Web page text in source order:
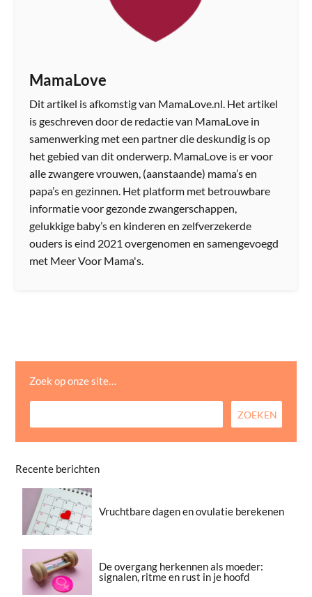
MamaLove
Dit artikel is afkomstig van MamaLove.nl. Het artikel
is geschreven door de redactie van MamaLove in
samenwerking met een partner die deskundig is op
het gebied van dit onderwerp. MamaLove is er voor
alle zwangere vrouwen, (aanstaande) mama’s en
papa’s en gezinnen. Het platform met betrouwbare
informatie voor gezonde zwangerschappen,
gelukkige baby’s en kinderen en zelfverzekerde
ouders is eind 2021 overgenomen en samengevoegd
met Meer Voor Mama's.
Zoek op onze site…
Recente berichten
Vruchtbare dagen en ovulatie berekenen
De overgang herkennen als moeder:
signalen, ritme en rust in je hoofd